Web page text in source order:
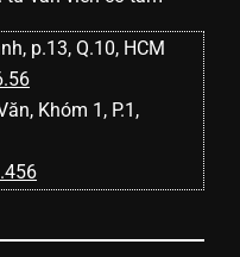
p.13, Q.10, HCM
Khóm 1, P.1,